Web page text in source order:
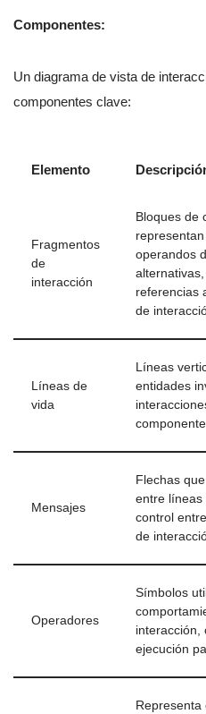
Componentes:
Un diagrama de vista de
componentes clave:
Elemento
Fragmentos
de
interacción
Bloques de
operandos
referencias
de
Líneas de
vida
Líneas
entidades
Mensajes
Flechas
entre líneas
control
de
Operadores
Símbolos
interacción,
ejecución
Representa